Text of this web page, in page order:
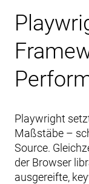
Playwright
Maßstäbe –
Source.
der Browser
ausgereifte,